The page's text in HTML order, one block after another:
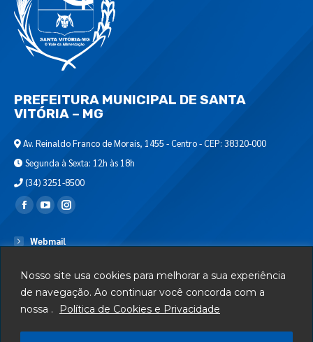
Nosso site usa cookies para melhorar a sua experiência
de navegação. Ao continuar você concorda com a
nossa .
Política de Cookies e Privacidade
PREFEITURA MUNICIPAL DE SANTA
VITÓRIA – MG
Av. Reinaldo Franco de Morais, 1455 - Centro - CEP: 38320-000
Segunda à Sexta: 12h às 18h
(34) 3251-8500
Encontre-nos em:
Webmail
Serviços
Telefones Úteis